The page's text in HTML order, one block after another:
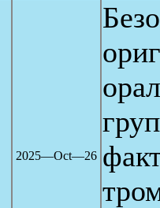
2025―Oct―26